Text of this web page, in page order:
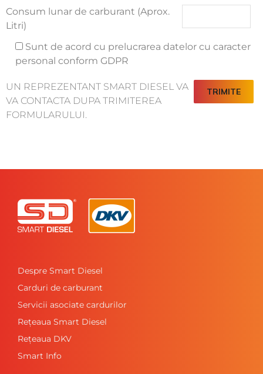
Consum lunar de carburant (Aprox.
Litri)
Sunt de acord cu prelucrarea datelor cu caracter
personal conform GDPR
UN REPREZENTANT SMART DIESEL VA
VA CONTACTA DUPA TRIMITEREA
FORMULARULUI.
Despre Smart Diesel
Carduri de carburant
Servicii asociate cardurilor
Rețeaua Smart Diesel
Rețeaua DKV
Smart Info